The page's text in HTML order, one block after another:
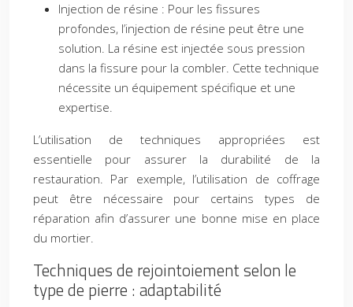
Injection de résine : Pour les fissures
profondes, l’injection de résine peut être une
solution. La résine est injectée sous pression
dans la fissure pour la combler. Cette technique
nécessite un équipement spécifique et une
expertise.
L’utilisation de techniques appropriées est
essentielle pour assurer la durabilité de la
restauration. Par exemple, l’utilisation de coffrage
peut être nécessaire pour certains types de
réparation afin d’assurer une bonne mise en place
du mortier.
Techniques de rejointoiement selon le
type de pierre : adaptabilité